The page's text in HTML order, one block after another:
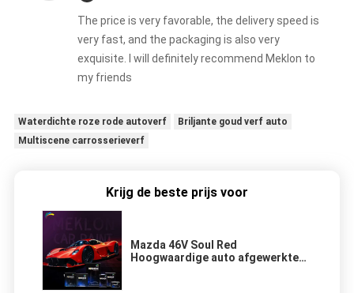
The price is very favorable, the delivery speed is
very fast, and the packaging is also very
exquisite. I will definitely recommend Meklon to
my friends
Waterdichte roze rode autoverf
Briljante goud verf auto
Multiscene carrosserieverf
Krijg de beste prijs voor
Mazda 46V Soul Red
Hoogwaardige auto afgewerkte